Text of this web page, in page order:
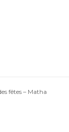
fêtes – Matha